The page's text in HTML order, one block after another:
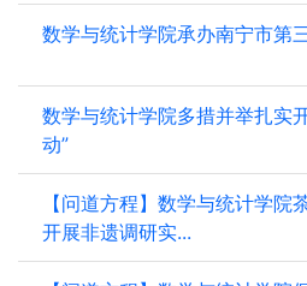
数学与统计学院承办南宁市第
数学与统计学院多措并举扎实
动”
【问道方程】数学与统计学院
开展非遗调研实...